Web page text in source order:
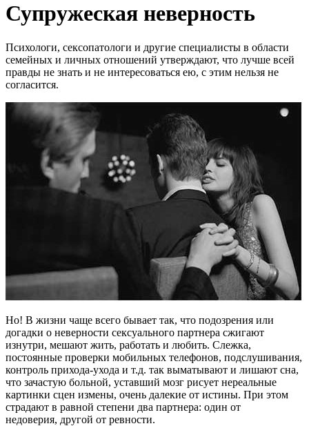
Супружеская неверность
Психологи, сексопатологи и другие специалисты в области
семейных и личных отношений утверждают, что лучше всей
правды не знать и не интересоваться ею, с этим нельзя не
согласится.
Но! В жизни чаще всего бывает так, что подозрения или
догадки о неверности сексуального партнера сжигают
изнутри, мешают жить, работать и любить. Слежка,
постоянные проверки мобильных телефонов, подслушивания,
контроль прихода-ухода и т.д. так выматывают и лишают сна,
что зачастую больной, уставший мозг рисует нереальные
картинки сцен измены, очень далекие от истины. При этом
страдают в равной степени два партнера: один от
недоверия, другой от ревности.